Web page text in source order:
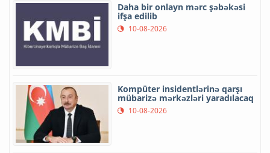
Daha bir onlayn mərc şəbəkəsi
ifşa edilib
10-08-2026
Kompüter insidentlərinə qarşı
mübarizə mərkəzləri yaradılacaq
10-08-2026